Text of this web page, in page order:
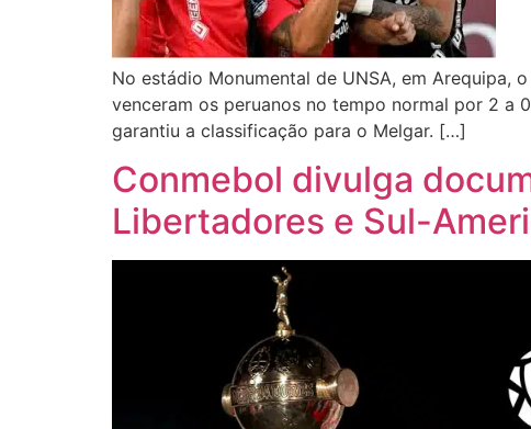
No estádio Monumental de UNSA, em Arequipa,
venceram os peruanos no tempo normal por 2 a
garantiu a classificação para o Melgar. […]
Conmebol divulga
Libertadores e Sul-